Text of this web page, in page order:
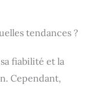
tendances ?
fiabilité et la
Cependant,